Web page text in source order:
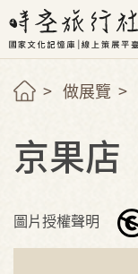
做展覽
京果店
圖片授權聲明